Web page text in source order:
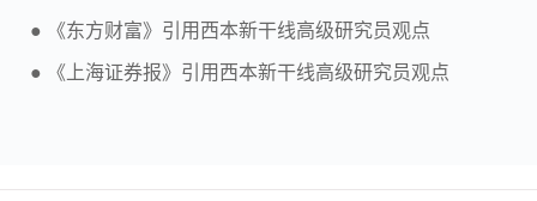
● 《东方财富》引用西本新干线高级研究员观点
● 《上海证券报》引用西本新干线高级研究员观点